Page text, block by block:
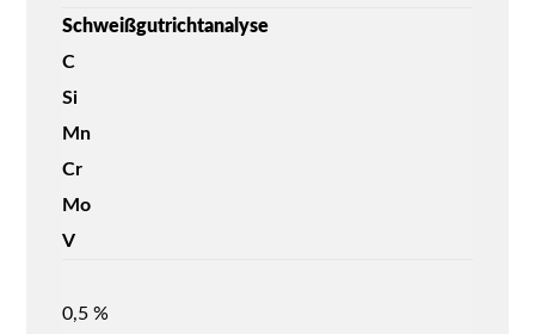
Schweißgutrichtanalyse
C
Si
Mn
Cr
Mo
V
0,5 %